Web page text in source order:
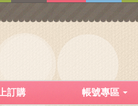
訂購 帳號專區